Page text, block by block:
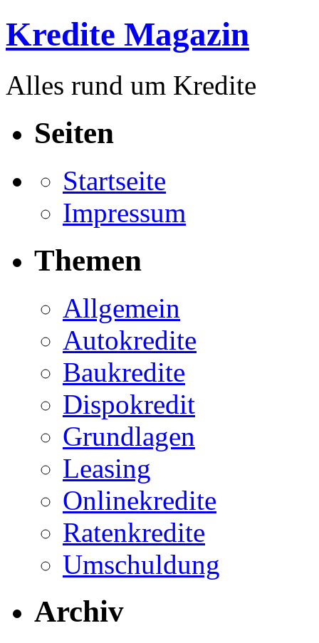
Kredite Magazin
Alles rund um Kredite
Seiten
Startseite
Impressum
Themen
Allgemein
Autokredite
Baukredite
Dispokredit
Grundlagen
Leasing
Onlinekredite
Ratenkredite
Umschuldung
Archiv